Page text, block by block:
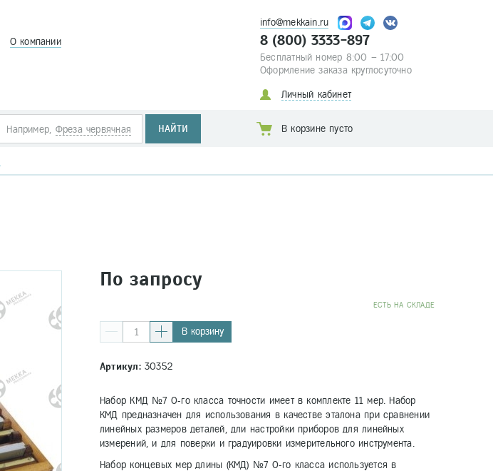
О компании
info@mekkain.ru
8 (800) 3333-897
Бесплатный номер 8:00 – 17:00
Оформление заказа круглосуточно
Личный кабинет
Например, Фреза червячная НАЙТИ В корзине пусто
По запросу
EСТЬ НА СКЛАДЕ
В корзину
Артикул:30352
Набор КМД №7 0-го класса точности имеет в комплекте 11 мер. Набор
КМД предназначен для использования в качестве эталона при сравнении
линейных размеров деталей, дли настройки приборов для линейных
измерений, и для поверки и градуировки измерительного инструмента.
Набор концевых мер длины (КМД) №7 0-го класса используется в